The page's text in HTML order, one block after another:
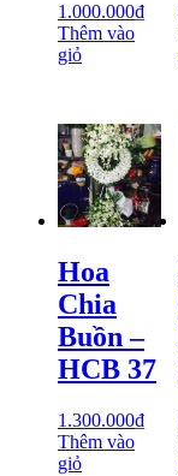
1.000.000₫
Thêm vào
giỏ
Hoa
Chia
Buồn –
HCB 37
1.300.000₫
Thêm vào
giỏ